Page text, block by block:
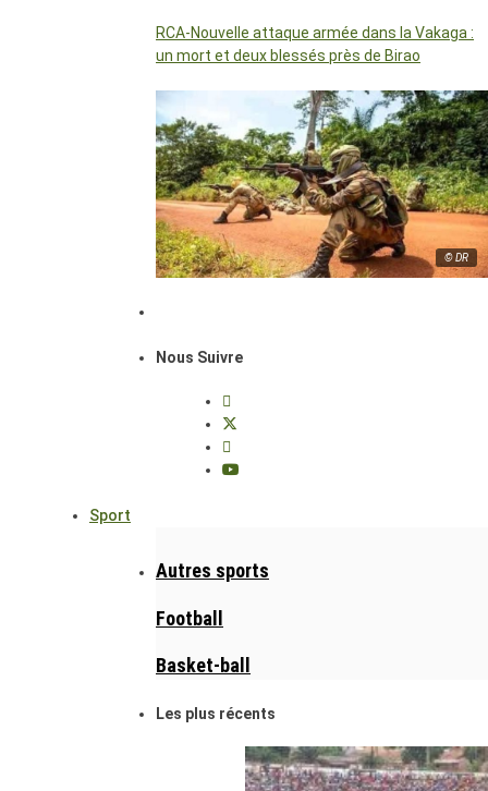
RCA-Nouvelle attaque armée dans la Vakaga :
un mort et deux blessés près de Birao
© DR
Nous Suivre
Sport
Autres sports
Football
Basket-ball
Les plus récents